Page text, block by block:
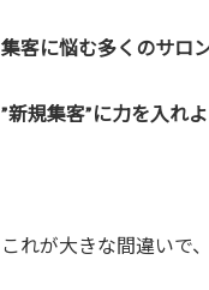
集客に悩む多くのサロ
”新規集客”に力を入れよ
これが大きな間違いで